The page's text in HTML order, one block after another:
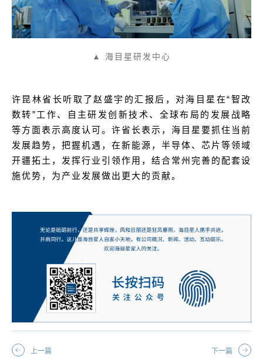
▲ 海目星研发中心
许昆林省长听取了赵盛宇的汇报后，对海目星在“智改
数转”工作、自主研发创新技术、全球布局的发展战略
等方面表示高度认可。许省长表示，海目星要抓住当前
发展趋势，把握机遇，在新能源，半导体、芯片等领域
开疆拓土，发挥行业引领作用，结合常州完善的配套设
施优势，为产业发展做出更大的贡献。
上一篇 下一篇